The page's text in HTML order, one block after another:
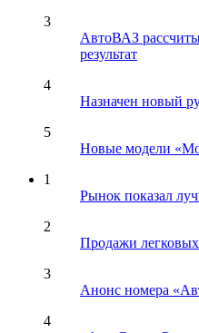
3
АвтоВАЗ
результат
4
Назначен новый
5
Новые модели
1
Рынок показал
2
Продажи
3
Анонс номера
4